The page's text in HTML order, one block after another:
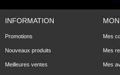
INFORMATION
Promotions
Nouveaux produits
Meilleures ventes
Mes
Mes
Mes